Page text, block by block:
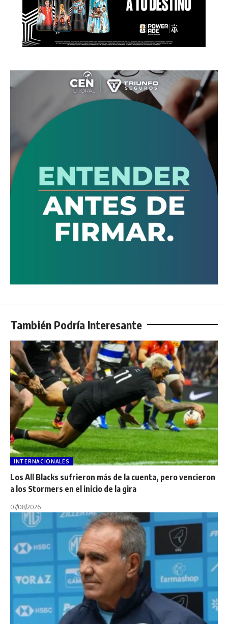
También Podría Interesante
INTERNACIONALES
Los All Blacks sufrieron más de la cuenta, pero vencieron
a los Stormers en el inicio de la gira
07/08/2026